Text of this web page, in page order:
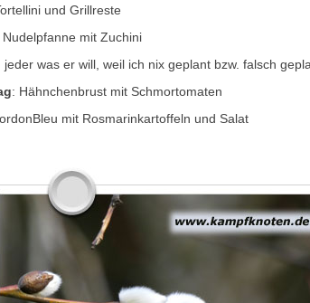
und Grillreste
Nudelpfanne mit Zuchini
jeder was er will, weil ich nix geplant bzw. falsch
: Hähnchenbrust mit Schmortomaten
mit Rosmarinkartoffeln und Salat